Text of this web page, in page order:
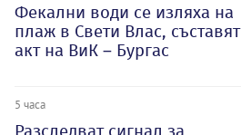
Фекални води се изляха на
плаж в Свети Влас, съставят
акт на ВиК – Бургас
5 часа